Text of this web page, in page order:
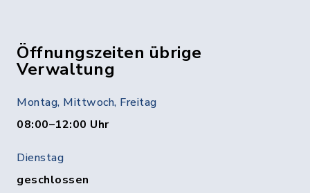
Öffnungszeiten übrige
Verwaltung
Montag, Mittwoch, Freitag
08:00–12:00 Uhr
Dienstag
geschlossen